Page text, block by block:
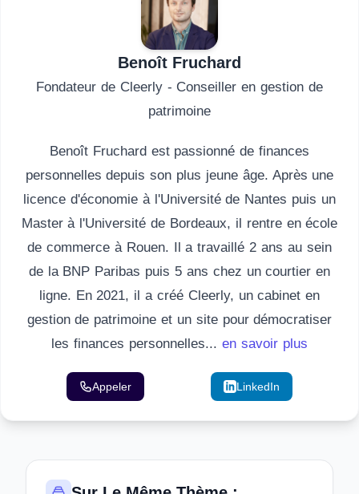
Benoît Fruchard
Fondateur de Cleerly - Conseiller en gestion de
patrimoine
Benoît Fruchard est passionné de finances
personnelles depuis son plus jeune âge. Après une
licence d'économie à l'Université de Nantes puis un
Master à l'Université de Bordeaux, il rentre en école
de commerce à Rouen. Il a travaillé 2 ans au sein
de la BNP Paribas puis 5 ans chez un courtier en
ligne. En 2021, il a créé Cleerly, un cabinet en
gestion de patrimoine et un site pour démocratiser
les finances personnelles... en savoir plus
Appeler LinkedIn